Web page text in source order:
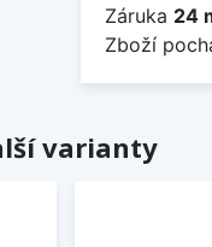
Záruka 24
Zboží
varianty